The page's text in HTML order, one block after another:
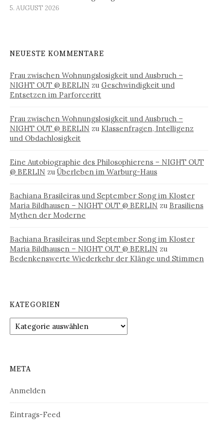
5. AUGUST 2026
NEUESTE KOMMENTARE
Frau zwischen Wohnungslosigkeit und Ausbruch –
NIGHT OUT @ BERLIN zu Geschwindigkeit und
Entsetzen im Parforceritt
Frau zwischen Wohnungslosigkeit und Ausbruch –
NIGHT OUT @ BERLIN zu Klassenfragen, Intelligenz
und Obdachlosigkeit
Eine Autobiographie des Philosophierens – NIGHT OUT
@ BERLIN zu Überleben im Warburg-Haus
Bachiana Brasileiras und September Song im Kloster
Maria Bildhausen – NIGHT OUT @ BERLIN zu Brasiliens
Mythen der Moderne
Bachiana Brasileiras und September Song im Kloster
Maria Bildhausen – NIGHT OUT @ BERLIN zu
Bedenkenswerte Wiederkehr der Klänge und Stimmen
KATEGORIEN
Kategorien
META
Anmelden
Eintrags-Feed